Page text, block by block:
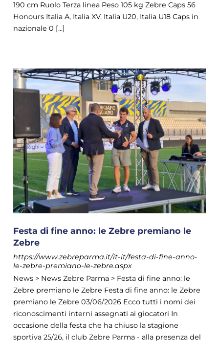
190 cm Ruolo Terza linea Peso 105 kg Zebre Caps 56
Honours Italia A, Italia XV, Italia U20, Italia U18 Caps in
nazionale 0 [...]
Festa di fine anno: le Zebre premiano le
Zebre
https://www.zebreparma.it/it-it/festa-di-fine-anno-
le-zebre-premiano-le-zebre.aspx
News > News Zebre Parma > Festa di fine anno: le
Zebre premiano le Zebre Festa di fine anno: le Zebre
premiano le Zebre 03/06/2026 Ecco tutti i nomi dei
riconoscimenti interni assegnati ai giocatori In
occasione della festa che ha chiuso la stagione
sportiva 25/26, il club Zebre Parma - alla presenza del